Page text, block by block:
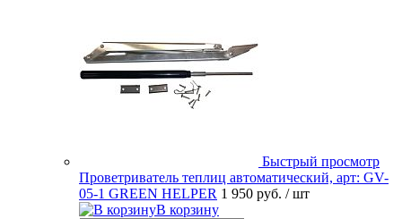
Быстрый просмотр
Проветриватель теплиц автоматический, арт: GV-
05-1 GREEN HELPER 1 950 руб. / шт
В корзину